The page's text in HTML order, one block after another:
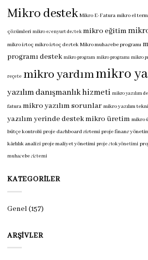
Mikro destek Mikro E-Fatura mikro el
çözümleri mikro esenyurt destek mikro eğitim
mikro istoç mikro istoç destek Mikro muhasebe programı
programı destek mikro program mikro programı mikro
reçete mikro yardımmikro
yazılım danışmanlık hizmeti mikro yazılım
fatura mikro yazılım sorunlar mikro yazılım
yazılım yerinde destekmikro üretim mikro
bütçe kontrolü proje dashboard sistemi proje finans
kârlılık analizi proje maliyet yönetimi proje stok yönetimi
muhasebe sistemi
KATEGORILER
Genel(157)
ARŞIVLER